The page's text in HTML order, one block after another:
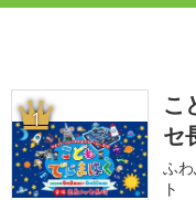
1
こ
セ
ふ
ト